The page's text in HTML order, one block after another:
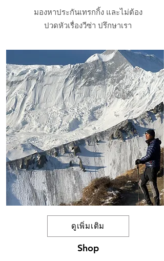
มองหาประกันเทรกกิ้ง และไม่ต้อง
ปวดหัวเรื่องวีซ่า ปรึกษาเรา
ดูเพิ่มเติม
Shop